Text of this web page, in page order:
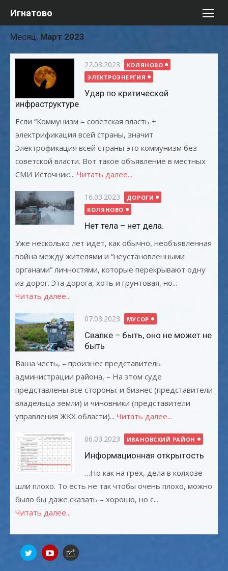
содержимому
Игнатово
Месяц: Март 2023
Опубликовано
22.03.2023
КОЛЯНОВО
ЭЛЕКТРОЭНЕРГИЯ
Удар по критической
инфраструктуре
Если “Коммунизм = советская власть +
электрификация всей страны, значит
Электрофикация всей страны это коммунизм без
советской власти. Вот такое объявление в местных
СМИ Источник:... Читать далее...
Опубликовано
16.03.2023
ДОРОГИ
КОЛЯНОВО
Нет тела – нет дела.
Уже несколько лет идет, как обычно, необъявленная
война между жителями и “неустановленными
органами” личностями, которые перекрывают одну
из дорог. Эта дорога, хоть и грунтовая, но...
Читать далее...
Опубликовано
07.03.2023 МУСОР
Свалке – быть, оно не может не
быть
Ваша честь, – произнес представитель
администрации района, – На этом суде
представлены все стороны: и бизнес (представители
владельца земли) и чиновники (представители
управления ЖКХ области)... Читать далее...
Опубликовано
06.03.2023 ИВАНОВСКИЙ РАЙОН
Информационная открытость
…Но как на грех, дела в колхозе
шли плохо. То есть не так чтобы очень плохо, можно
было бы даже сказать – хорошо, но с...
Читать далее...